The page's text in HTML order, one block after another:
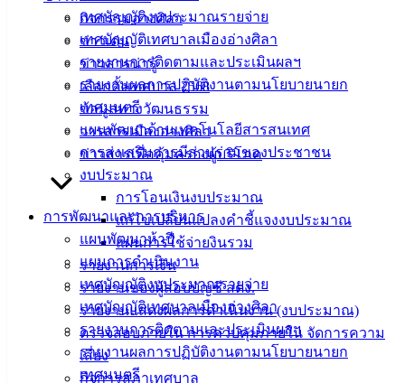
เทศบัญญัติงบประมาณรายจ่าย
เทศบัญญัติเทศบาลเมืองอ่างศิลา
รายงานการติดตามและประเมินผลฯ
รายงานผลการปฏิบัติงานตามนโยบายนายก
เทศมนตรี
แผนพัฒนาด้านเทคโนโลยีสารสนเทศ
การส่งเสริมการมีส่วนร่วมของประชาชน
งบประมาณ
การโอนเงินงบประมาณ
แก้ไขเปลี่ยนแปลงคำชี้แจงงบประมาณ
แผนการใช้จ่ายงินรวม
รายงานการเงิน
รายงานของผู้สอบบัญชี สตง.
รายงานแสดงผลการดำเนินงาน (งบประมาณ)
ตรวจสอบภายใน การควบคุมภายใน จัดการความ
เสี่ยง
กิจการสภาเทศบาล
กิจกรรมอ่างศิลา
ข่าวเด่น
ข่าวสารน่ารู้
เลือกตั้งเทศบาล 2568
ข้อมูลทางวัฒนธรรม
วารสารเมืองอ่างศิลา
ข่าวสารเพื่อคุ้มครองผู้บริโภค
การพัฒนาและการบริหาร
แผนพัฒนาห้าปี
แผนการดำเนินงาน
เทศบัญญัติงบประมาณรายจ่าย
เทศบัญญัติเทศบาลเมืองอ่างศิลา
รายงานการติดตามและประเมินผลฯ
รายงานผลการปฏิบัติงานตามนโยบายนายก
เทศมนตรี
เทศบาล
เมืองอ่าง
เทศบาลเมือง
อ่างศิลา 90/338
ม.3 ต.เสม็ด
อ.เมือง จ.ชลบุรี
038-
142-100-104
บริการ